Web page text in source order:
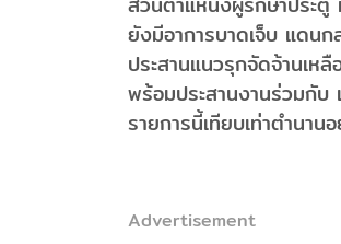
ยังมีอาการบาดเจ็บ แดน
ประสานแนวรุกจัดจ้านเห
พร้อมประสานงานร่วมกับ
รายการนี้เทียบเท่าตำนา
Advertisement